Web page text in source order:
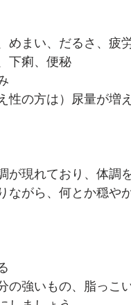
めまい、だるさ、疲
下痢、便秘
性の方は）尿量が増
が現れており、体調
ながら、何とか穏や
の強いもの、脂っこ